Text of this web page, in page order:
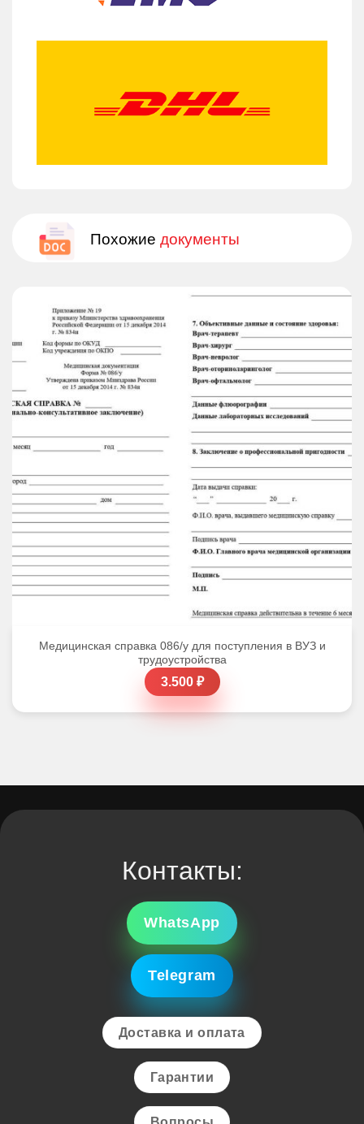
Похожие документы
Медицинская справка 086/у для поступления в ВУЗ и
трудоустройства
3.500 ₽
Контакты:
WhatsApp
Telegram
Доставка и оплата
Гарантии